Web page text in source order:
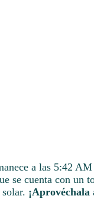
a las 5:42
se cuenta con un